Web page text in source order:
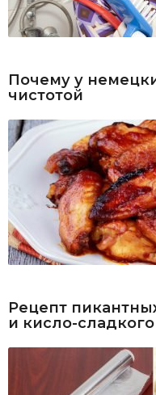
Почему у
чистотой
Рецепт
и кисло-